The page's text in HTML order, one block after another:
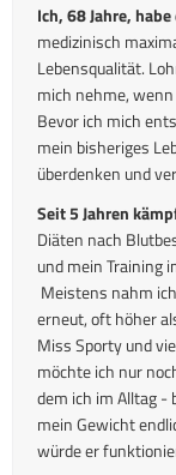
Ich, 68 Jahre,
medizinisch
Lebensqualität.
mich nehme,
Bevor ich mich
mein bisheriges
überdenken und
Seit 5 Jahren
Diäten nach
und mein Training
Meistens nahm
erneut, oft höher
Miss Sporty und
möchte ich nur
dem ich im Alltag -
mein Gewicht
würde er